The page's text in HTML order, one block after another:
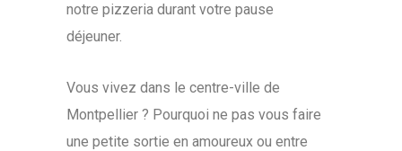
notre pizzeria durant votre pause
déjeuner.
Vous vivez dans le centre-ville de
Montpellier ? Pourquoi ne pas vous faire
une petite sortie en amoureux ou entre